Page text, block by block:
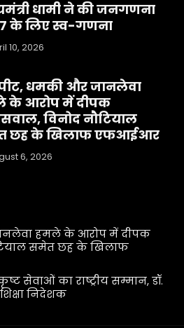
धामी ने की जनगणना
के लिए स्व-गणना
10, 2026
धमकी और जानलेवा
के आरोप में दीपक
विनोद नौटियाल
छह के खिलाफ एफआईआर
6, 2026
हमले के आरोप में दीपक
समेत छह के खिलाफ
सेवाओं का राष्ट्रीय सम्मान, डॉ.
निदेशक